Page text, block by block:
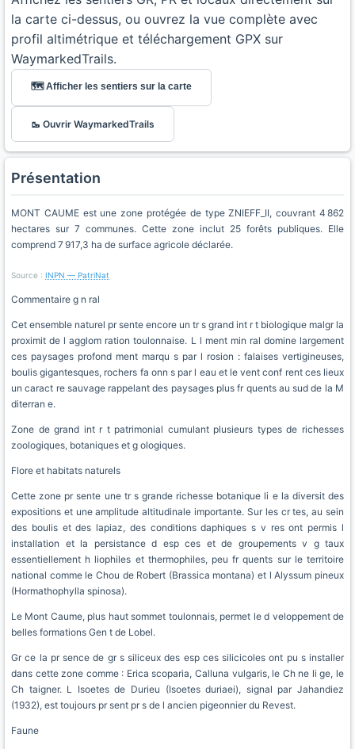
la carte ci-dessus, ou ouvrez la vue complète avec
profil altimétrique et téléchargement GPX sur
WaymarkedTrails.
🗺️ Afficher les sentiers sur la carte
🥾 Ouvrir WaymarkedTrails
Présentation
MONT CAUME est une zone protégée de type ZNIEFF_II, couvrant 4 862
hectares sur 7 communes. Cette zone inclut 25 forêts publiques. Elle
comprend 7 917,3 ha de surface agricole déclarée.
Source : INPN — PatriNat
Commentaire g n ral
Cet ensemble naturel pr sente encore un tr s grand int r t biologique malgr la
proximit de l agglom ration toulonnaise. L l ment min ral domine largement
ces paysages profond ment marqu s par l rosion : falaises vertigineuses,
boulis gigantesques, rochers fa onn s par l eau et le vent conf rent ces lieux
un caract re sauvage rappelant des paysages plus fr quents au sud de la M
diterran e.
Zone de grand int r t patrimonial cumulant plusieurs types de richesses
zoologiques, botaniques et g ologiques.
Flore et habitats naturels
Cette zone pr sente une tr s grande richesse botanique li e la diversit des
expositions et une amplitude altitudinale importante. Sur les cr tes, au sein
des boulis et des lapiaz, des conditions daphiques s v res ont permis l
installation et la persistance d esp ces et de groupements v g taux
essentiellement h liophiles et thermophiles, peu fr quents sur le territoire
national comme le Chou de Robert (Brassica montana) et l Alyssum pineux
(Hormathophylla spinosa).
Le Mont Caume, plus haut sommet toulonnais, permet le d veloppement de
belles formations Gen t de Lobel.
Gr ce la pr sence de gr s siliceux des esp ces silicicoles ont pu s installer
dans cette zone comme : Erica scoparia, Calluna vulgaris, le Ch ne li ge, le
Ch taigner. L Isoetes de Durieu (Isoetes duriaei), signal par Jahandiez
(1932), est toujours pr sent pr s de l ancien pigeonnier du Revest.
Faune